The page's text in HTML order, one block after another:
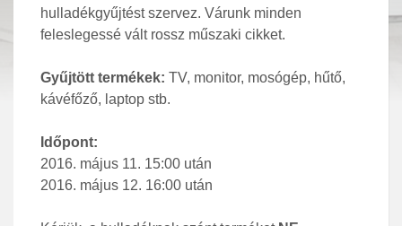
hulladékgyűjtést szervez. Várunk minden
feleslegessé vált rossz műszaki cikket.
Gyűjtött termékek: TV, monitor, mosógép, hűtő,
kávéfőző, laptop stb.
Időpont:
2016. május 11. 15:00 után
2016. május 12. 16:00 után